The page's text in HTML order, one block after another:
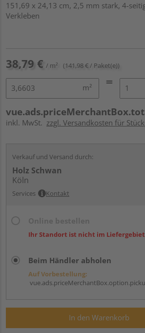
151,69 x 24,13 cm, 2,5 mm stark, 4-
Verkleben
38,79 € / m² (141,98 € / Paket(e))
m²
inkl. MwSt. zzgl. Versandkosten für
Verkauf und Versand durch:
Holz Schwan
Köln
Services Kontakt
Ihr Standort ist nicht im Liefergebiet
Beim Händler abholen
Auf Vorbestellung:
In den Warenkorb